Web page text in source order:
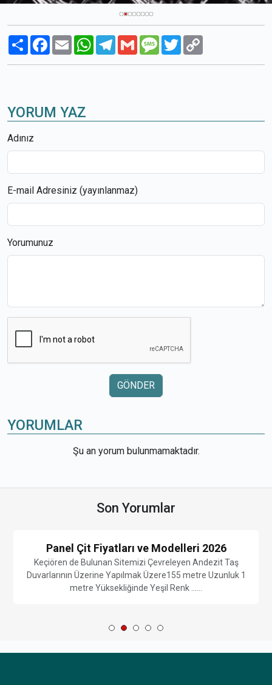
PaylaşFacebook
Email WhatsAppTelegram
Gmail Message
Twitter
YORUM YAZ
Adınız
E-mail Adresiniz (yayınlanmaz)
Yorumunuz
GÖNDER
YORUMLAR
Şu an yorum bulunmamaktadır.
Son Yorumlar
Panel Çit Fiyatları ve Modelleri 2026
Keçiören de Bulunan Sitemizi Çevreleyen Andezit Taş
Duvarlarının Üzerine Yapılmak Üzere155 metre Uzunluk 1
metre Yüksekliğinde Yeşil Renk ......